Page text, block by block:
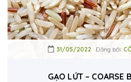
31/05/2022 Đăng bởi:
GẠO LỨT – COARSE